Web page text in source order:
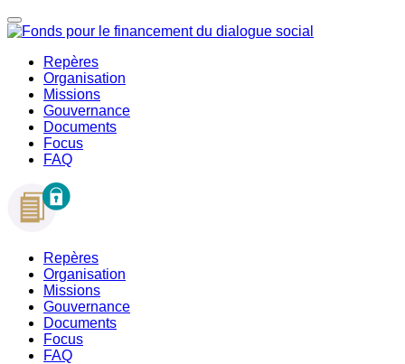
Repères
Organisation
Missions
Gouvernance
Documents
Focus
FAQ
Repères
Organisation
Missions
Gouvernance
Documents
Focus
FAQ